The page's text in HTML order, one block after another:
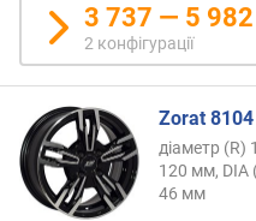
3 737 — 5 982
2 конфігурації
Zorat 8104
діаметр (R)
120 мм, DIA
46 мм